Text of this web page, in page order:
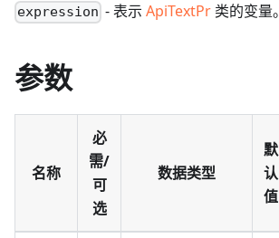
expression - 表示ApiTextPr 类的变量。
参数
名称
必
需/
可
选
数据类型
默
认
值